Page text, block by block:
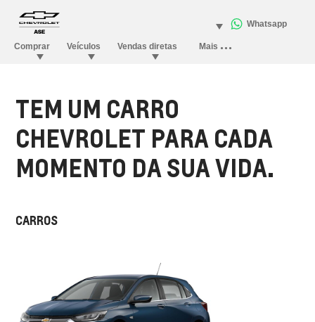
TEM UM CARRO
CHEVROLET PARA CADA
MOMENTO DA SUA VIDA.
CARROS